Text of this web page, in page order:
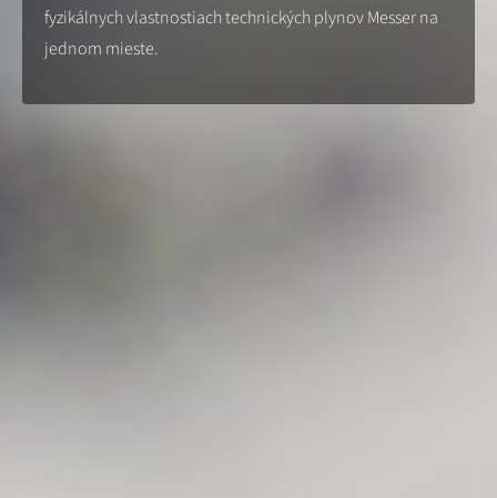
fyzikálnych vlastnostiach technických plynov Messer na
jednom mieste.